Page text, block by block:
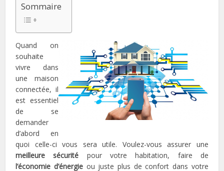
Sommaire
Quand on
souhaite
vivre dans
une maison
connectée, il
est essentiel
de se
demander
d’abord en
quoi celle-ci vous sera utile. Voulez-vous assurer une
meilleure sécurité pour votre habitation, faire de
l’économie d’énergieou juste plus de confort dans votre